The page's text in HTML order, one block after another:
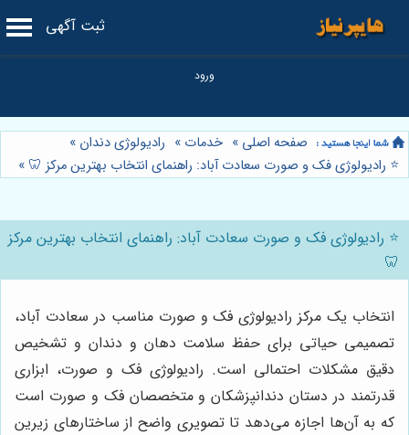
ثبت آگهی
صفحه اصلی » خدمات » رادیولوژی دندان »
⭐️ رادیولوژی فک و صورت سعادت آباد: راهنمای انتخاب بهترین مرکز 🦷 »
⭐️ رادیولوژی فک و صورت سعادت آباد: راهنمای انتخاب بهترین مرکز
🦷
انتخاب یک مرکز رادیولوژی فک و صورت مناسب در سعادت آباد،
تصمیمی حیاتی برای حفظ سلامت دهان و دندان و تشخیص
دقیق مشکلات احتمالی است. رادیولوژی فک و صورت، ابزاری
قدرتمند در دستان دندانپزشکان و متخصصان فک و صورت است
که به آن‌ها اجازه می‌دهد تا تصویری واضح از ساختارهای زیرین